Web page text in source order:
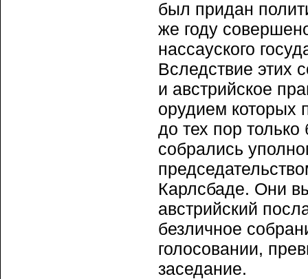
был придан
же году
нассауского
Вследствие этих
и австрийское
орудием которых
до тех пор только
собрались
Карлсбаде. Они
австрийский
безличное
голосовании,
заседание.